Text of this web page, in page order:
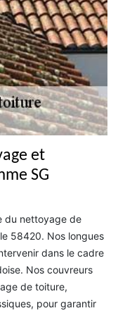
et
SG
du nettoyage de
58420. Nos longues
dans le cadre
Nos couvreurs
de toiture,
pour garantir